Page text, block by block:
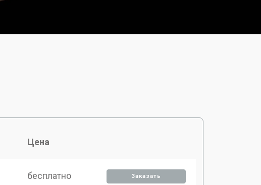
Цена
бесплатно Заказать